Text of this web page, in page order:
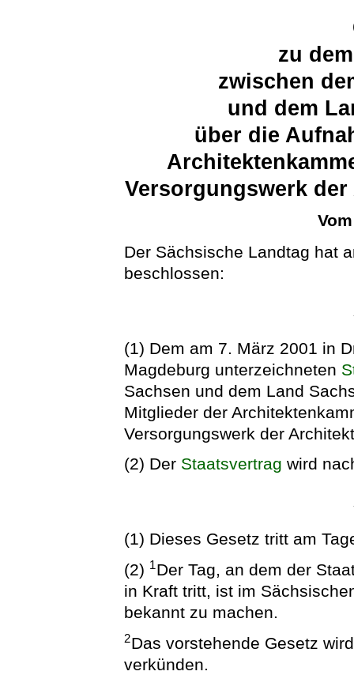
zu
zwischen
und dem
über die
Versorgungswerk
Der Sächsische Landtag hat
beschlossen:
(1) Dem am 7. März 2001 in
Magdeburg unterzeichneten
Sachsen und dem Land
Mitglieder der
Versorgungswerk der
(2) Der Staatsvertrag wird
(1) Dieses Gesetz tritt am
(2) 1Der Tag, an dem der
in Kraft tritt, ist im
bekannt zu machen.
2Das vorstehende Gesetz
verkünden.